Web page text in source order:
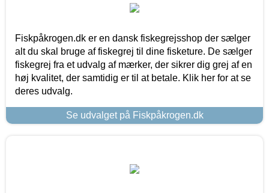
Fiskpåkrogen.dk er en dansk fiskegrejsshop der sælger
alt du skal bruge af fiskegrej til dine fisketure. De sælger
fiskegrej fra et udvalg af mærker, der sikrer dig grej af en
høj kvalitet, der samtidig er til at betale. Klik her for at se
deres udvalg.
Se udvalget på Fiskpåkrogen.dk